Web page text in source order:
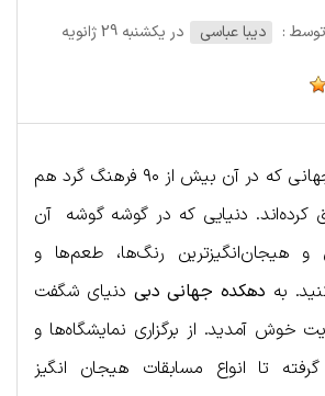
: دیبا عباسی
در یکشنبه 29 ژانویه
دنیای بدون مرز! جهانی که در آن بیش از ۹۰ فرهنگ گرد هم
دنیایی که در گوشه گوشه آن
و هیجان‌انگیزترین رنگ‌ها، طعم‌ها و
به دهکده جهانی دبی دنیای شگفت
خوش آمدید. از برگزاری نمایشگاه‌ها و
تا انواع مسابقات هیجان انگیز